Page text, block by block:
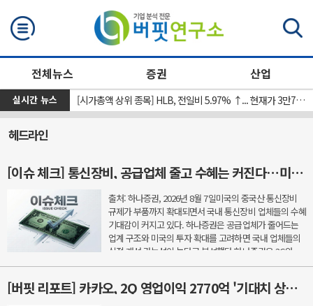
전체뉴스 증권 산업
실시간 뉴스
[신규 상장 종목] 레메디, 전일비 8.11%.% ↑... 현재가 1만530원 [시가총액 상위 종목] HLB, 전일비 5.97% ↑... 현재가 3만7300원
헤드라인
[이슈 체크] 통신장비, 공급업체 줄고 수혜는 커진다…미국 규제가 새 기회
출처: 하나증권, 2026년 8월 7일미국의 중국산 통신장비
규제가 부품까지 확대되면서 국내 통신장비 업체들의 수혜
기대감이 커지고 있다. 하나증권은 공급업체가 줄어드는
업계 구조와 미국의 투자 확대를 고려하면 국내 업체들의
실적 개선 가능성이 높다고 분석했다.하나증권은 3G와
LTE, 5G를 거치며 통신장비 업체 수는 줄어든 반면 선도 ...
[버핏 리포트] 카카오, 2Q 영업이익 2770억 '기대치 상회'…AI 수익화 시간 필요 - 하나
검색